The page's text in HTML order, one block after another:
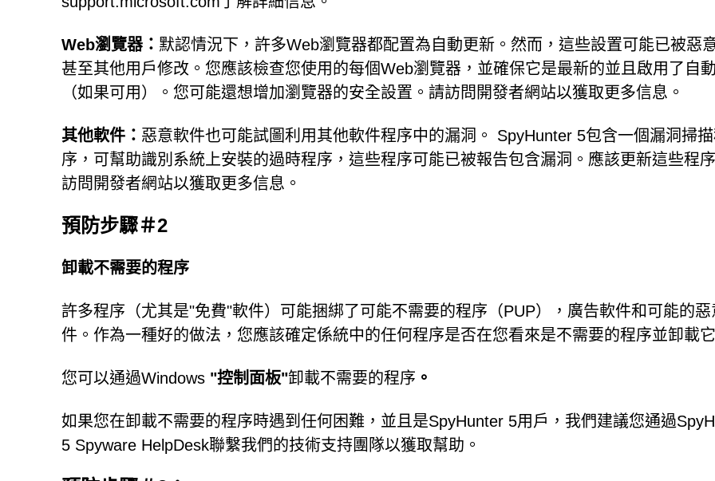
Web瀏覽器： 默認情況下，許多Web瀏覽器都配置為自動更新。然而，這些設置可能已被惡
甚至其他用戶修改。您應該檢查您使用的每個Web瀏覽器，並確保它是最新的並且啟用了自
（如果可用）。您可能還想增加瀏覽器的安全設置。請訪問開發者網站以獲取更多信息。
其他軟件： 惡意軟件也可能試圖利用其他軟件程序中的漏洞。 SpyHunter 5包含一個漏洞掃
序，可幫助識別系統上安裝的過時程序，這些程序可能已被報告包含漏洞。應該更新這些程
訪問開發者網站以獲取更多信息。
預防步驟＃2
卸載不需要的程序
許多程序（尤其是"免費"軟件）可能捆綁了可能不需要的程序（PUP），廣告軟件和可能的惡
件。作為一種好的做法，您應該確定係統中的任何程序是否在您看來是不需要的程序並卸載它
您可以通過Windows "控制面板"卸載不需要的程序 。
如果您在卸載不需要的程序時遇到任何困難，並且是SpyHunter 5用戶，我們建議您通過
5 Spyware HelpDesk聯繫我們的技術支持團隊以獲取幫助。